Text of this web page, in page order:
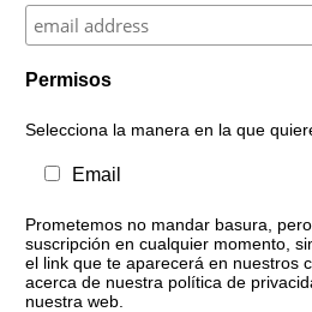
Permisos
Selecciona la manera en la que
Email
Prometemos no mandar basura,
suscripción en cualquier momento,
el link que te aparecerá en nuestros
acerca de nuestra política de
nuestra web.